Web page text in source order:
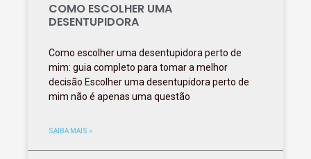
COMO ESCOLHER UMA
DESENTUPIDORA
Como escolher uma desentupidora perto de
mim: guia completo para tomar a melhor
decisão Escolher uma desentupidora perto de
mim não é apenas uma questão
SAIBA MAIS »